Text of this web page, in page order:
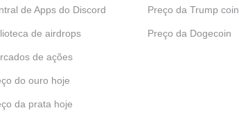
de Apps do Discord
de airdrops
de ações
do ouro hoje
da prata hoje
Preço da Trump coin
Preço da Dogecoin